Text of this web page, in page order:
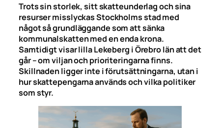
Trots sin storlek, sitt skatteunderlag och sina
resurser misslyckas Stockholms stad med
något så grundläggande som att sänka
kommunalskatten med en enda krona.
Samtidigt visar lilla Lekeberg i Örebro län att det
går – om viljan och prioriteringarna finns.
Skillnaden ligger inte i förutsättningarna, utan i
hur skattepengarna används och vilka politiker
som styr.